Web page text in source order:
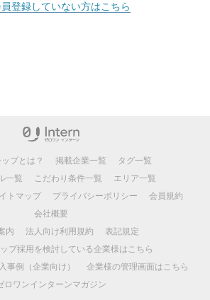
員登録していない方はこちら
プとは？ 掲載企業一覧
タグ一覧
一覧
こだわり条件一覧
エリア一覧
トマップ プライバシーポリシー
会員規約
会社概要
内
法人向け利用規約
表記規定
プ採用を検討している企業様はこちら
事例（企業向け）
企業様の管理画面はこちら
ロワンインターンマガジン